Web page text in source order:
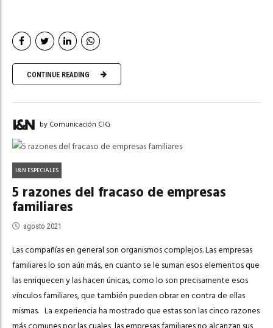
CONTINUE READING
by Comunicación CIG
I&N ESPECIALES
5 razones del fracaso de empresas
familiares
agosto 2021
Las compañías en general son organismos complejos. Las empresas
familiares lo son aún más, en cuanto se le suman esos elementos que
las enriquecen y las hacen únicas, como lo son precisamente esos
vínculos familiares, que también pueden obrar en contra de ellas
mismas. La experiencia ha mostrado que estas son las cinco razones